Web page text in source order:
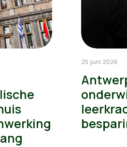
25 juni 2026